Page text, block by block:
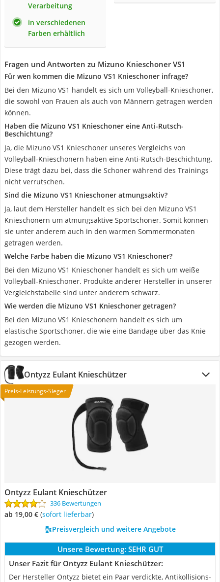
Verarbeitung
in verschiedenen
Farben erhältlich
Fragen und Antworten zu Mizuno Knieschoner VS1
Für wen kommen die Mizuno VS1 Knieschoner infrage?
Bei den Mizuno VS1 handelt es sich um Volleyball-Knieschoner,
die sowohl von Frauen als auch von Männern getragen werden
können.
Haben die Mizuno VS1 Knieschoner eine Anti-Rutsch-
Beschichtung?
Ja, die Mizuno VS1 Knieschoner unseres Vergleichs von
Volleyball-Knieschonern haben eine Anti-Rutsch-Beschichtung.
Diese trägt dazu bei, dass die Schoner während des Trainings
nicht verrutschen.
Sind die Mizuno VS1 Knieschoner atmungsaktiv?
Ja, laut dem Hersteller handelt es sich bei den Mizuno VS1
Knieschonern um atmungsaktive Sportschoner. Somit können
sie unter anderem auch in den warmen Sommermonaten
getragen werden.
Welche Farbe haben die Mizuno VS1 Knieschoner?
Bei den Mizuno VS1 Knieschoner handelt es sich um weiße
Volleyball-Knieschoner. Produkte anderer Hersteller in unserer
Vergleichstabelle sind unter anderem schwarz.
Wie werden die Mizuno VS1 Knieschoner getragen?
Bei den Mizuno VS1 Knieschonern handelt es sich um
elastische Sportschoner, die wie eine Bandage über das Knie
gezogen werden.
Ontyzz Eulant Knieschützer
Preis-Leistungs-Sieger
Ontyzz Eulant Knieschützer
336 Bewertungen
ab 19,00 € ( Sofort lieferbar)
Preisvergleich und weitere Angebote
Unsere Bewertung: SEHR GUT
Unser Fazit für Ontyzz Eulant Knieschützer:
Der Hersteller Ontyzz bietet ein Paar verdickte, Antikollisions-